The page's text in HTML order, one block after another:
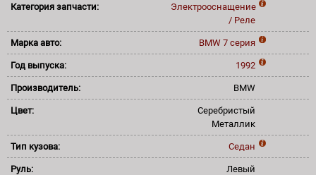
Категория запчасти:
Электрооснащение
/ Реле
Марка авто: BMW 7 серия
Год выпуска: 1992
Производитель: BMW
Цвет:
Серебристый
Металлик
Тип кузова: Седан
Руль: Левый